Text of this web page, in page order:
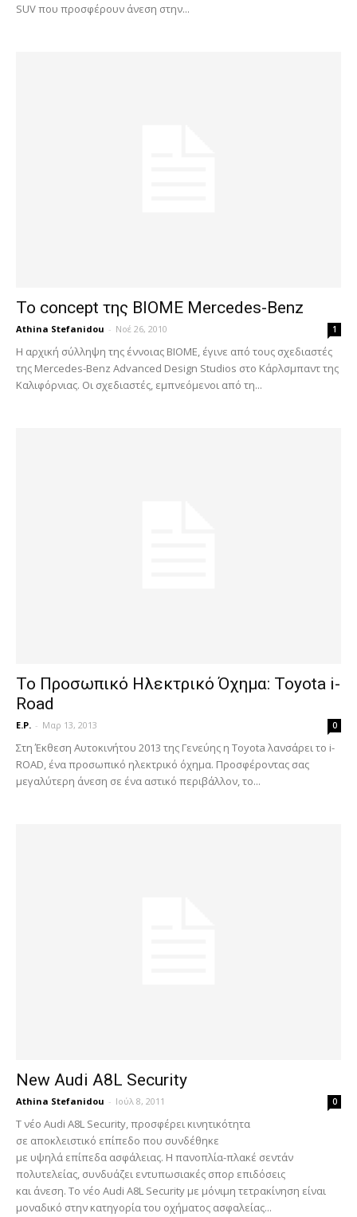
SUV που προσφέρουν άνεση στην...
Το concept της BIOME Mercedes-Benz
Athina Stefanidou - Νοέ 26, 2010 1
Η αρχική σύλληψη της έννοιας BIOME, έγινε από τους σχεδιαστές
της Mercedes-Benz Advanced Design Studios στο Κάρλσμπαντ της
Καλιφόρνιας. Οι σχεδιαστές, εμπνεόμενοι από τη...
Το Προσωπικό Ηλεκτρικό Όχημα: Toyota i-
Road
E.P. - Μαρ 13, 2013 0
Στη Έκθεση Αυτοκινήτου 2013 της Γενεύης η Toyota λανσάρει το i-
ROAD, ένα προσωπικό ηλεκτρικό όχημα. Προσφέροντας σας
μεγαλύτερη άνεση σε ένα αστικό περιβάλλον, το...
New Audi A8L Security
Athina Stefanidou - Ιούλ 8, 2011 0
Τ νέο Audi A8L Security, προσφέρει κινητικότητα
σε αποκλειστικό επίπεδο που συνδέθηκε
με υψηλά επίπεδα ασφάλειας. Η πανοπλία-πλακέ σεντάν
πολυτελείας, συνδυάζει εντυπωσιακές σπορ επιδόσεις
και άνεση. Το νέο Audi A8L Security με μόνιμη τετρακίνηση είναι
μοναδικό στην κατηγορία του οχήματος ασφαλείας...